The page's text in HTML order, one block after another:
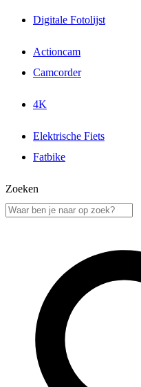
Digitale Fotolijst
Actioncam
Camcorder
4K
Elektrische Fiets
Fatbike
Zoeken